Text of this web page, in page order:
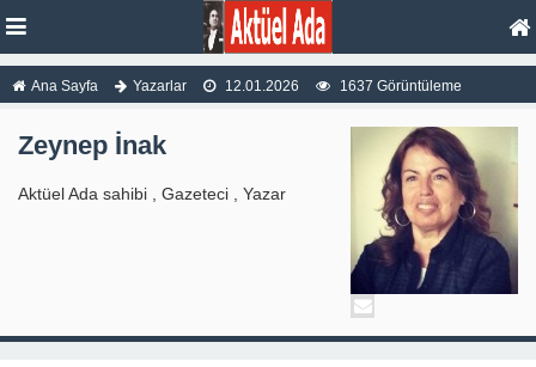
Ana Sayfa Yazarlar 12.01.2026 1637 Görüntüleme
Zeynep İnak
Aktüel Ada sahibi , Gazeteci , Yazar